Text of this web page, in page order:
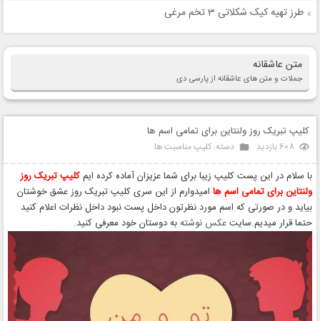
طرز تهیه کیک شکلاتی 3 تخم مرغی
متن عاشقانه
جملات و متن های عاشقانه از پارسی دی
کلیپ تبریک روز ولنتاین برای تمامی اسم ها
608 بازدید دسته: کلیپ مناسبت ها
با سلام در این پست کلیپ زیبا برای شما عزیزان آماده کرده ایم کلیپ تبریک روز
ولنتاین برای تمامی اسم ها امیدوارم از این سری کلیپ تبریک روز عشق خوشتان
بیاید و در صورتی که اسم مورد نظرتون داخل پست نبود داخل نظرات اعلام کنید
حتما قرار میدیم.سایت عکس نوشته به دوستان خود معرفی کنید.